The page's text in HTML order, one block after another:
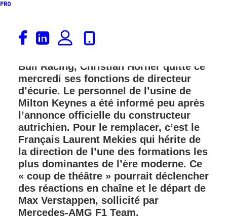
PRO
C’est une page monumentale qui se
tourne dans l’histoire de la Formule 1.
Bull Racing, Christian Horner quitte ce
mercredi ses fonctions de directeur
d’écurie. Le personnel de l’usine de
Milton Keynes a été informé peu après
l’annonce officielle du constructeur
autrichien. Pour le remplacer, c’est le
Français Laurent Mekies qui hérite de
la direction de l’une des formations les
plus dominantes de l’ère moderne. Ce
« coup de théâtre » pourrait déclencher
des réactions en chaîne et le départ de
Max Verstappen, sollicité par
Mercedes-AMG F1 Team.